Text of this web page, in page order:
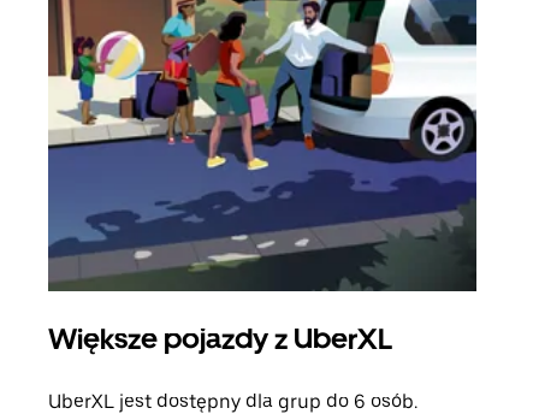
Większe pojazdy z UberXL
UberXL jest dostępny dla grup do 6 osób.